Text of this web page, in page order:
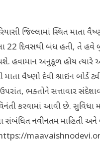
જિલ્લામાં સ્થિત માતા
22 દિવસથી બંધ હતી, તે હવે
હવામાન અનુકૂળ હોય ત્યારે
વૈષ્ણો દેવી શ્રાઇન બોર્ડે
ભક્તોને સત્તાવાર
કરવામાં આવી છે. સુવિધા
સંબંધિત નવીનતમ માહિતી